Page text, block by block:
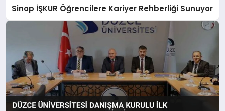
Sinop İŞKUR Öğrencilere Kariyer Rehberliği Sunuyor